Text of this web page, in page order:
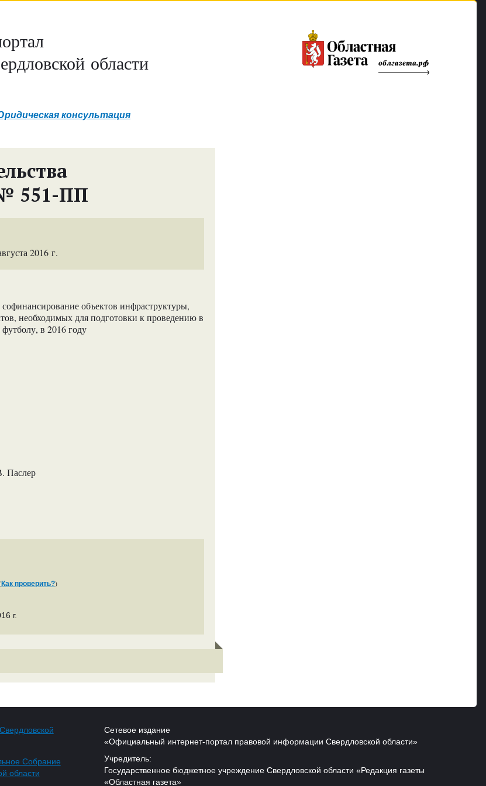
области
консультация
551-ПП
2016 г.
объектов инфраструктуры,
необходимых для подготовки к проведению в
в 2016 году
Паслер
Как проверить?)
г.
Собрание
области
Сетевое издание
«Официальный интернет-портал правовой информации Свердловской области»
Учредитель:
Государственное бюджетное учреждение Свердловской области «Редакция газеты
«Областная газета»